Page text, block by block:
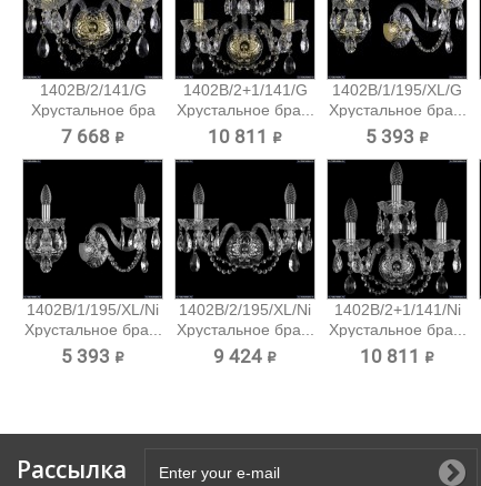
1402B/2/141/G
Хрустальное бра
Bohemia...
7 668 ₽
1402B/2+1/141/G
Хрустальное бра...
10 811 ₽
1402B/1/195/XL/G
Хрустальное бра...
5 393 ₽
1402B/1/195/XL/Ni
Хрустальное бра...
5 393 ₽
1402B/2/195/XL/Ni
Хрустальное бра...
9 424 ₽
1402B/2+1/141/Ni
Хрустальное бра...
10 811 ₽
Рассылка